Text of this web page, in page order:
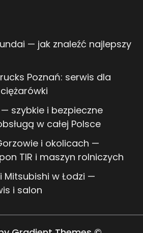
— jak znaleźć najlepszy
Poznań: serwis dla
szybkie i bezpieczne
w całej Polsce
i okolicach —
TIR i maszyn rolniczych
Mitsubishi w Łodzi —
i salon